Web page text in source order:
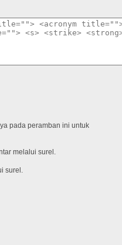
pada peramban ini untuk
melalui surel.
surel.